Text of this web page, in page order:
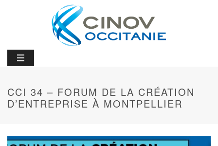
CCI 34 – FORUM DE LA CRÉATION
D’ENTREPRISE À MONTPELLIER